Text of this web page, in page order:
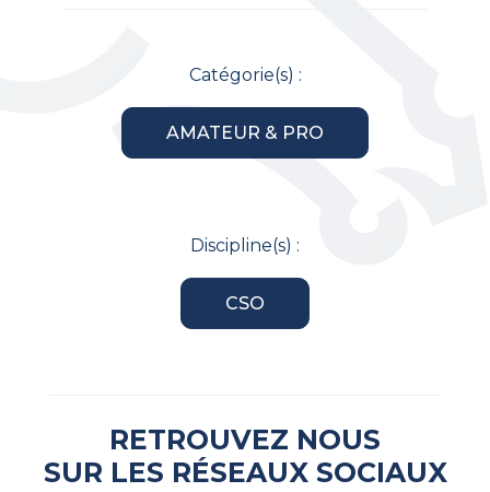
Catégorie(s) :
AMATEUR & PRO
Discipline(s) :
CSO
RETROUVEZ NOUS
SUR LES RÉSEAUX SOCIAUX